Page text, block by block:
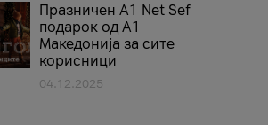
Празничен A1 Net Sеf
подарок од А1
Македонија за сите
корисници
04.12.2025